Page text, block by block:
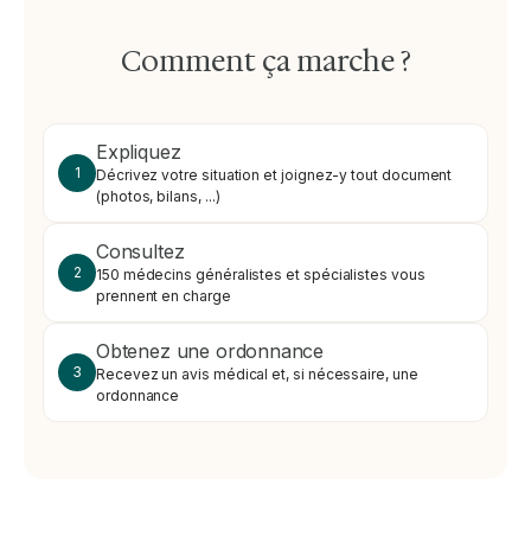
Comment ça marche ?
1
Expliquez
Décrivez votre situation et joignez-y tout document
(photos, bilans, ...)
2
Consultez
150 médecins généralistes et spécialistes vous
prennent en charge
3
Obtenez une ordonnance
Recevez un avis médical et, si nécessaire, une
ordonnance